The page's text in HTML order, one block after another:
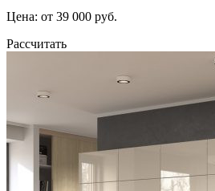
Цена: от 39 000 руб.
Рассчитать